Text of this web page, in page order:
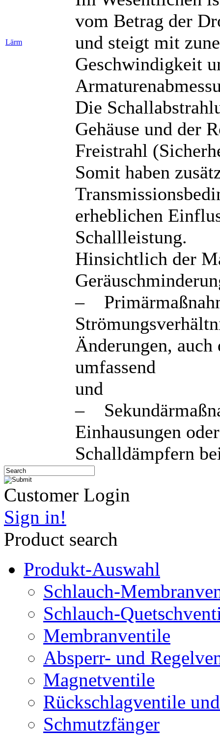
Lärm
vom Betrag der
und steigt mit
Geschwindigkeit
Die
Gehäuse und der
Freistrahl
Somit haben
erheblichen
Schallleistung.
Hinsichtlich der
–
Änderungen, auch
umfassend
und
–
Einhausungen
Schalldämpfern
Customer Login
Sign in!
Product search
Produkt-Auswahl
Schlauch-
Schlauch-
Membranventile
Absperr- und
Magnetventile
Rückschlagventile
Schmutzfänger